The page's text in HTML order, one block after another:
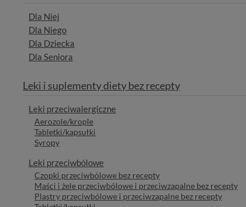
Dla Niej
Dla Niego
Dla Dziecka
Dla Seniora
Leki i suplementy diety bez recepty
Leki przeciwalergiczne
Aerozole/krople
Tabletki/kapsułki
Syropy
Leki przeciwbólowe
Czopki przeciwbólowe bez recepty
Maści i żele przeciwbólowe i przeciwzapalne bez recepty
Plastry przeciwbólowe i przeciwzapalne bez recepty